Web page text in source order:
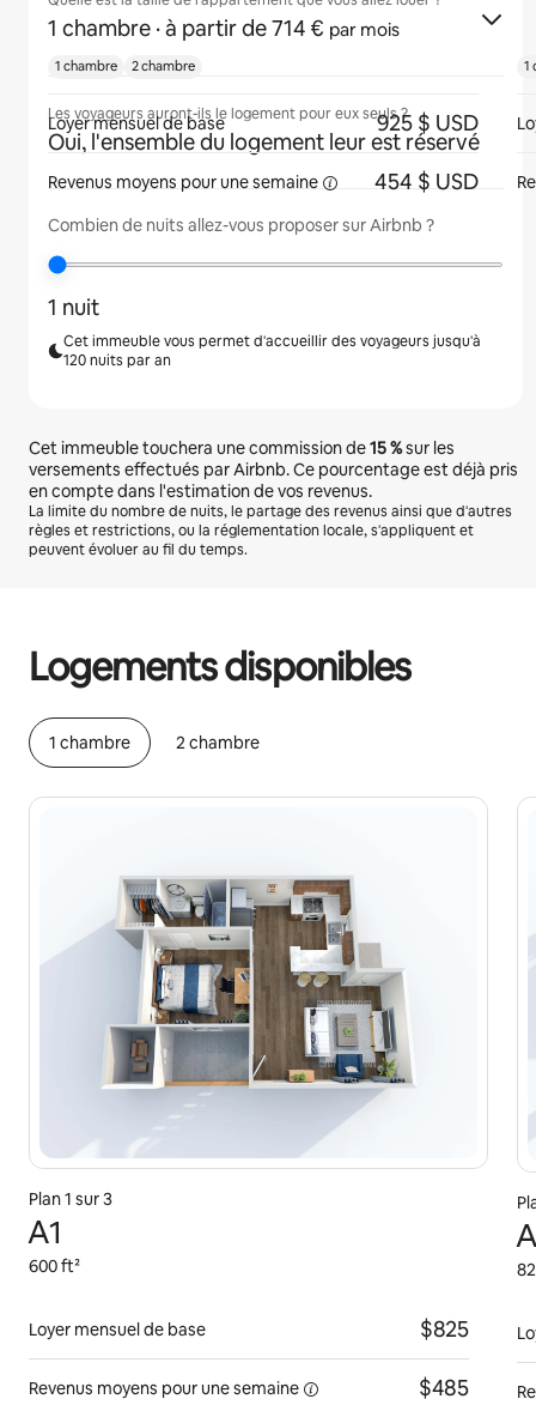
1 chambre · à partir de 714 € par mois
Les voyageurs auront-ils le logement pour eux seuls ?
Oui, l'ensemble du logement leur est réservé
Combien de nuits allez-vous proposer sur Airbnb ?
1 nuit
Cet immeuble vous permet d'accueillir des voyageurs jusqu'à
120 nuits par an
Cet immeuble touchera une commission de15 %sur les
versements effectués par Airbnb. Ce pourcentage est déjà pris
en compte dans l'estimation de vos revenus.
La limite du nombre de nuits, le partage des revenus ainsi que d'autres
règles et restrictions, ou la réglementation locale, s'appliquent et
peuvent évoluer au fil du temps.
Logements disponibles
1 chambre 2 chambre
Plan 1 sur 3
A1
600 ft²
Loyer mensuel de base $825
Revenus moyens pour unesemaine $485
1 chambre 2 chambre
Loyer mensuel de base 925 $ USD
Revenus moyens pour unesemaine 454 $ USD
1